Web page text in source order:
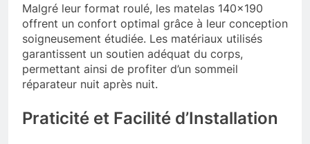
Malgré leur format roulé, les matelas 140×190
offrent un confort optimal grâce à leur conception
soigneusement étudiée. Les matériaux utilisés
garantissent un soutien adéquat du corps,
permettant ainsi de profiter d’un sommeil
réparateur nuit après nuit.
Praticité et Facilité d’Installation